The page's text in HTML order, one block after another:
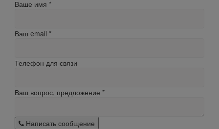
Ваше имя *
Ваш email *
Телефон для связи
Ваш вопрос, предложение *
Написать сообщение